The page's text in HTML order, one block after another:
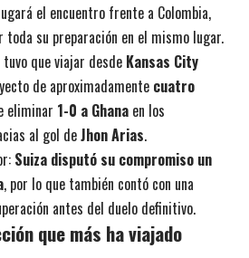
el encuentro frente a Colombia,
toda su preparación en el mismo lugar.
tuvo que viajar desde Kansas City
de aproximadamente cuatro
eliminar 1-0 a Ghana en los
al gol deJhon Arias.
Suiza disputó su compromiso un
, por lo que también contó con una
antes del duelo definitivo.
que más ha viajado